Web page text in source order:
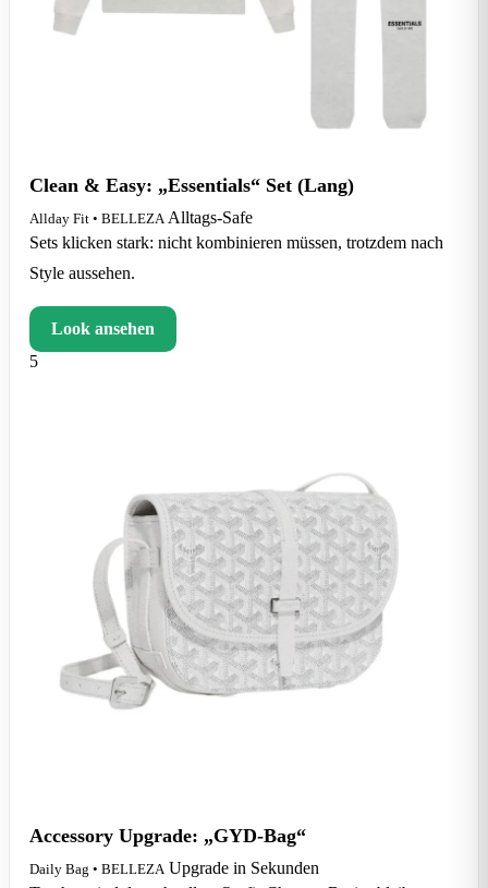
Clean & Easy: „Essentials“ Set (Lang)
Allday Fit • BELLEZA Alltags-Safe
Sets klicken stark: nicht kombinieren müssen, trotzdem nach
Style aussehen.
Look ansehen
5
Accessory Upgrade: „GYD-Bag“
Daily Bag • BELLEZA Upgrade in Sekunden